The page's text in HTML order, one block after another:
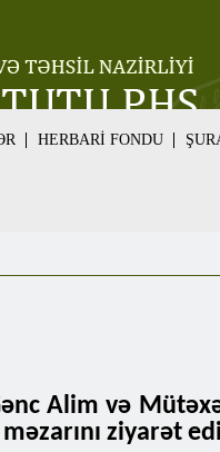
HERBARİ FONDU
Alim və
ziyarət